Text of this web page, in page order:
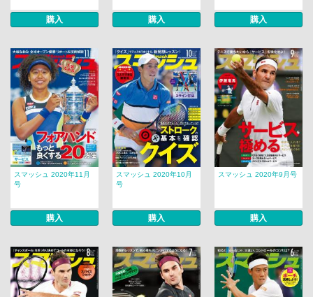
購入 購入 購入
スマッシュ 2020年11月
号
購入
スマッシュ 2020年10月
号
購入
スマッシュ 2020年9月号
購入